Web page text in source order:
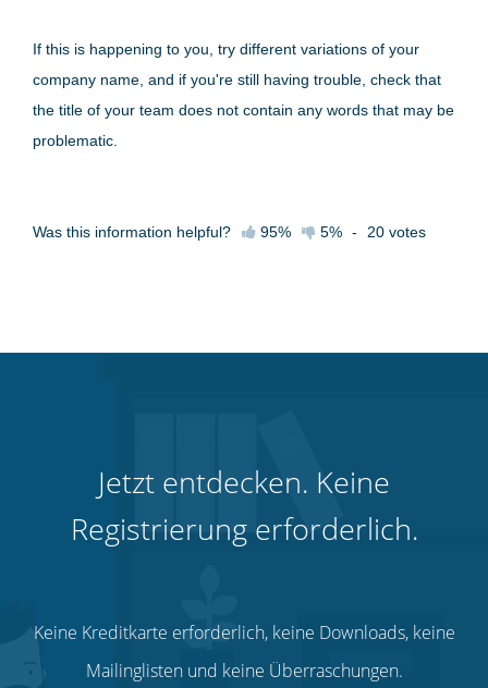
If this is happening to you, try different variations of your
company name, and if you're still having trouble, check that
the title of your team does not contain any words that may be
problematic.
Was this information helpful? 95% 5% - 20 votes
Jetzt entdecken. Keine
Registrierung erforderlich.
Keine Kreditkarte erforderlich, keine Downloads, keine
Mailinglisten und keine Überraschungen.